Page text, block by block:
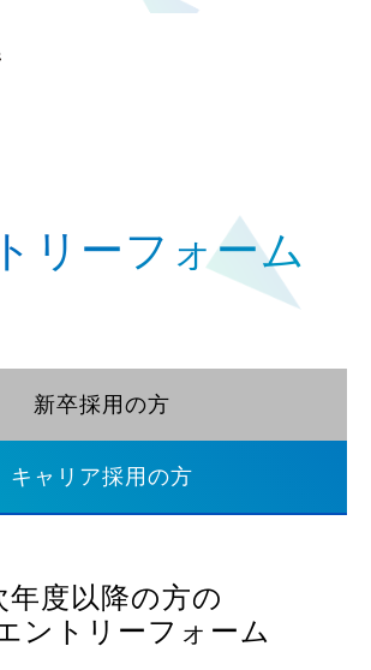
リーフォーム
新卒採用の方
キャリア採用の方
年度以降の方の
ントリーフォーム